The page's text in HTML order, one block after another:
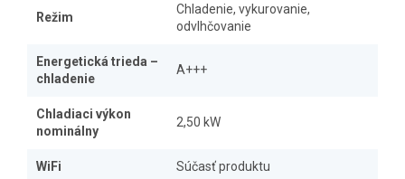
Režim
Chladenie, vykurovanie,
odvlhčovanie
Energetická trieda –
chladenie
A+++
Chladiaci výkon
nominálny
2,50 kW
WiFi Súčasť produktu